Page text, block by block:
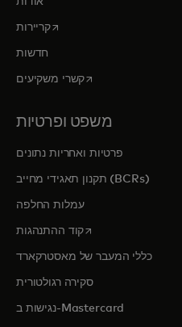
קריירותopens in a new tab
חדשות
קשרי משקיעיםopens in a new tab
משפט ופרטיות
פרטיות ואחריות נתונים
תקנון תאגידי מחייב (BCRs)
עמלות החלפה
קוד ההתנהגותopens in a new tab
כללי המעבר של מאסטרקארד
סקירה רגולטורית
נגישות ב-Mastercard